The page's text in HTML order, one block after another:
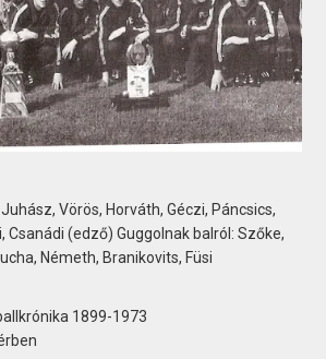
Vörös, Horváth, Géczi, Páncsics,
Csanádi (edző) Guggolnak balról: Szőke,
Németh, Branikovits, Füsi
1899-1973